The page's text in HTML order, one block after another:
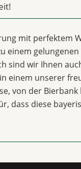
mit perfektem
einem
sind wir Ihnen
einem unserer
von der
dass diese